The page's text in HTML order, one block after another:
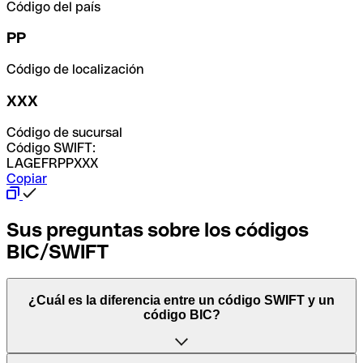
Código del país
PP
Código de localización
XXX
Código de sucursal
Código SWIFT:
LAGEFRPPXXX
Copiar
Sus preguntas sobre los códigos
BIC/SWIFT
¿Cuál es la diferencia entre un código SWIFT y un
código BIC?